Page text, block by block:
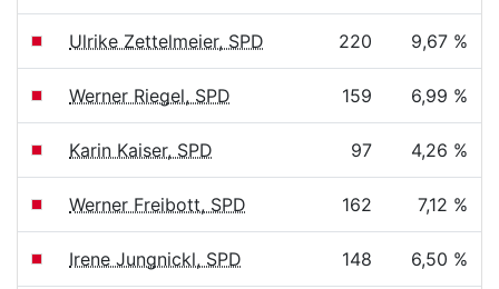
Ulrike Zettelmeier, SPD 220 9,67 %
Werner Riegel, SPD 159 6,99 %
Karin Kaiser, SPD 97 4,26 %
Werner Freibott, SPD 162 7,12 %
Irene Jungnickl, SPD 148 6,50 %